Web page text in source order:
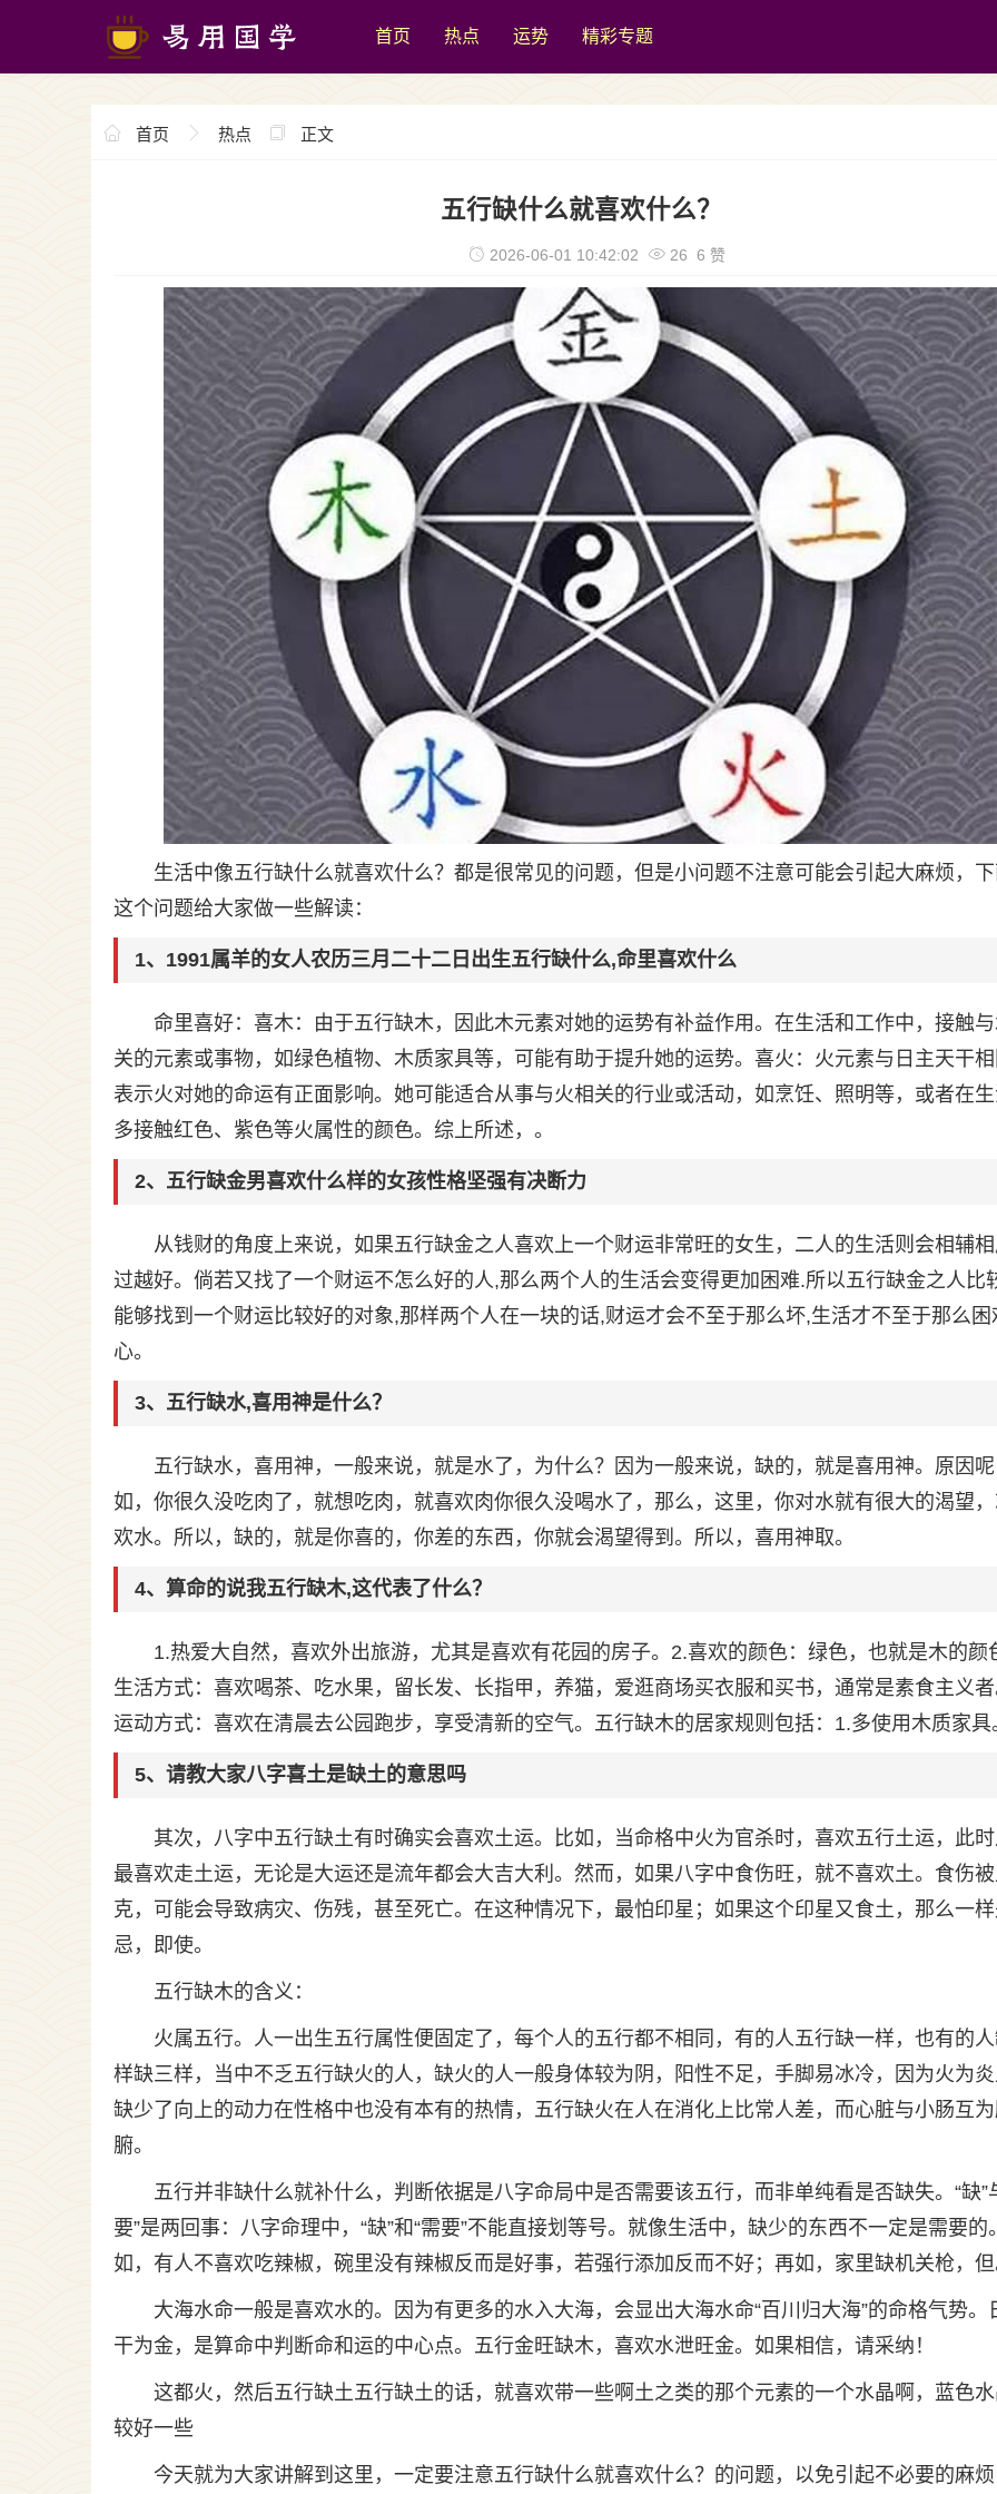
首页 热点 运势 精彩专题
首页 热点 正文
五行缺什么就喜欢什么？
2026-06-01 10:42:02 26 6 赞
生活中像五行缺什么就喜欢什么？都是很常见的问题，但是小问题不注意可能会引起大麻烦，
这个问题给大家做一些解读：
1、1991属羊的女人农历三月二十二日出生五行缺什么,命里喜欢什么
命里喜好：喜木：由于五行缺木，因此木元素对她的运势有补益作用。在生活和工作中，接触
关的元素或事物，如绿色植物、木质家具等，可能有助于提升她的运势。喜火：火元素与日主天干
表示火对她的命运有正面影响。她可能适合从事与火相关的行业或活动，如烹饪、照明等，或者在
多接触红色、紫色等火属性的颜色。综上所述，。
2、五行缺金男喜欢什么样的女孩性格坚强有决断力
从钱财的角度上来说，如果五行缺金之人喜欢上一个财运非常旺的女生，二人的生活则会相辅
过越好。倘若又找了一个财运不怎么好的人,那么两个人的生活会变得更加困难.所以五行缺金之人比
能够找到一个财运比较好的对象,那样两个人在一块的话,财运才会不至于那么坏,生活才不至于那么困
心。
3、五行缺水,喜用神是什么？
五行缺水，喜用神，一般来说，就是水了，为什么？因为一般来说，缺的，就是喜用神。原因
如，你很久没吃肉了，就想吃肉，就喜欢肉你很久没喝水了，那么，这里，你对水就有很大的渴望
欢水。所以，缺的，就是你喜的，你差的东西，你就会渴望得到。所以，喜用神取。
4、算命的说我五行缺木,这代表了什么？
1.热爱大自然，喜欢外出旅游，尤其是喜欢有花园的房子。2.喜欢的颜色：绿色，也就是木的颜
生活方式：喜欢喝茶、吃水果，留长发、长指甲，养猫，爱逛商场买衣服和买书，通常是素食主义
运动方式：喜欢在清晨去公园跑步，享受清新的空气。五行缺木的居家规则包括：1.多使用木质家具
5、请教大家八字喜土是缺土的意思吗
其次，八字中五行缺土有时确实会喜欢土运。比如，当命格中火为官杀时，喜欢五行土运，此
最喜欢走土运，无论是大运还是流年都会大吉大利。然而，如果八字中食伤旺，就不喜欢土。食伤
克，可能会导致病灾、伤残，甚至死亡。在这种情况下，最怕印星；如果这个印星又食土，那么一
忌，即使。
五行缺木的含义：
火属五行。人一出生五行属性便固定了，每个人的五行都不相同，有的人五行缺一样，也有的
样缺三样，当中不乏五行缺火的人，缺火的人一般身体较为阴，阳性不足，手脚易冰冷，因为火为
缺少了向上的动力在性格中也没有本有的热情，五行缺火在人在消化上比常人差，而心脏与小肠互
腑。
五行并非缺什么就补什么，判断依据是八字命局中是否需要该五行，而非单纯看是否缺失。“缺”
要”是两回事：八字命理中，“缺”和“需要”不能直接划等号。就像生活中，缺少的东西不一定是需要的
如，有人不喜欢吃辣椒，碗里没有辣椒反而是好事，若强行添加反而不好；再如，家里缺机关枪，
大海水命一般是喜欢水的。因为有更多的水入大海，会显出大海水命“百川归大海”的命格气势。
干为金，是算命中判断命和运的中心点。五行金旺缺木，喜欢水泄旺金。如果相信，请采纳！
这都火，然后五行缺土五行缺土的话，就喜欢带一些啊土之类的那个元素的一个水晶啊，蓝色
较好一些
今天就为大家讲解到这里，一定要注意五行缺什么就喜欢什么？的问题，以免引起不必要的麻